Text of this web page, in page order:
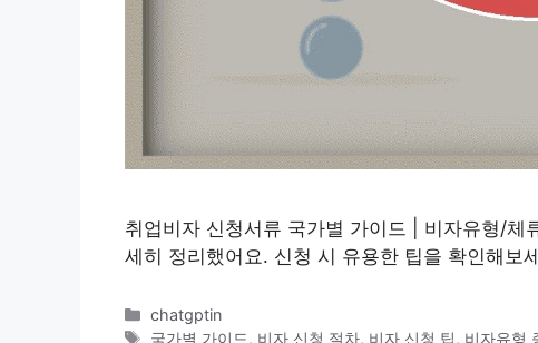
취업비자 신청서류 국가별 가이드 | 비자유형/
세히 정리했어요. 신청 시 유용한 팁을 확인해보
카
테
chatgptin
태
국가별 가이드, 비자 신청 절차, 비자 신청 팁, 비자유형